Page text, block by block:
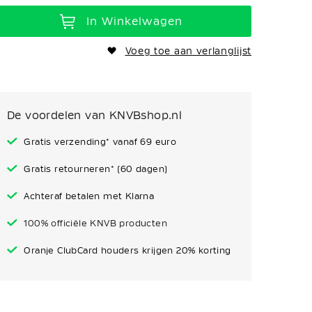
In Winkelwagen
Voeg toe aan verlanglijst
De voordelen van KNVBshop.nl
Gratis verzending* vanaf 69 euro
Gratis retourneren* (60 dagen)
Achteraf betalen met Klarna
100% officiële KNVB producten
Oranje ClubCard houders krijgen 20% korting